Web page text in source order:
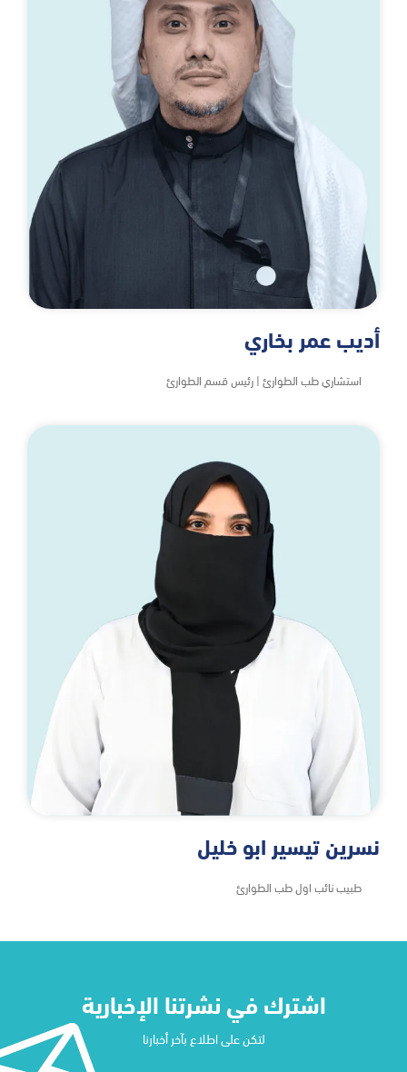
أديب عمر بخاري
استشاري طب الطوارئ | رئيس قسم الطوارئ
نسرين تيسير ابو خليل
طبيب نائب اول طب الطوارئ
اشترك في نشرتنا الإخبارية​
لتكن على اطلاع بآخر أخبارنا